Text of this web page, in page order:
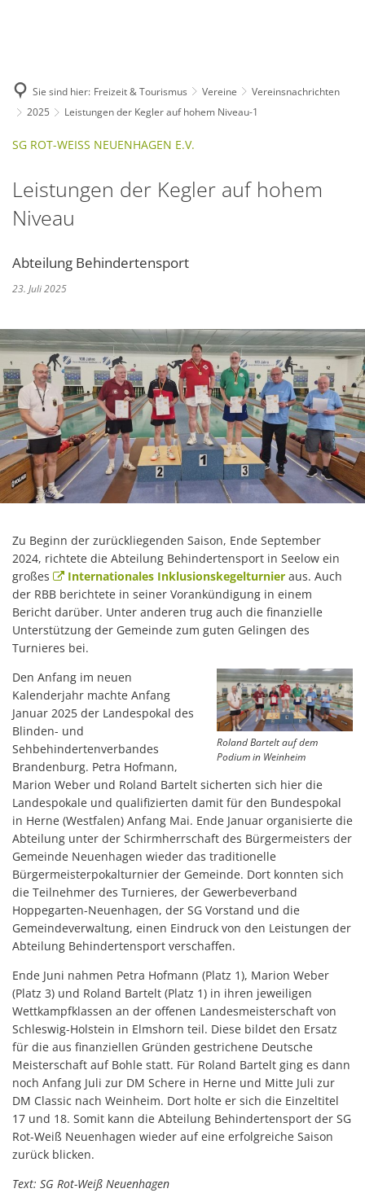
Sie sind hier: Freizeit & Tourismus Vereine
Vereinsnachrichten
2025
Leistungen der Kegler auf hohem Niveau-1
SG ROT-WEISS NEUENHAGEN E.V.
Leistungen der Kegler auf hohem
Niveau
Abteilung Behindertensport
23. Juli 2025
Zu Beginn der zurückliegenden Saison, Ende September
2024, richtete die Abteilung Behindertensport in Seelow ein
großes
Internationales Inklusionskegelturnieraus. Auch
der RBB berichtete in seiner Vorankündigung in einem
Bericht darüber. Unter anderen trug auch die finanzielle
Unterstützung der Gemeinde zum guten Gelingen des
Turnieres bei.
Roland Bartelt auf dem
Podium in Weinheim
Den Anfang im neuen
Kalenderjahr machte Anfang
Januar 2025 der Landespokal des
Blinden- und
Sehbehindertenverbandes
Brandenburg. Petra Hofmann,
Marion Weber und Roland Bartelt sicherten sich hier die
Landespokale und qualifizierten damit für den Bundespokal
in Herne (Westfalen) Anfang Mai. Ende Januar organisierte die
Abteilung unter der Schirmherrschaft des Bürgermeisters der
Gemeinde Neuenhagen wieder das traditionelle
Bürgermeisterpokalturnier der Gemeinde. Dort konnten sich
die Teilnehmer des Turnieres, der Gewerbeverband
Hoppegarten-Neuenhagen, der SG Vorstand und die
Gemeindeverwaltung, einen Eindruck von den Leistungen der
Abteilung Behindertensport verschaffen.
Ende Juni nahmen Petra Hofmann (Platz 1), Marion Weber
(Platz 3) und Roland Bartelt (Platz 1) in ihren jeweiligen
Wettkampfklassen an der offenen Landesmeisterschaft von
Schleswig-Holstein in Elmshorn teil. Diese bildet den Ersatz
für die aus finanziellen Gründen gestrichene Deutsche
Meisterschaft auf Bohle statt. Für Roland Bartelt ging es dann
noch Anfang Juli zur DM Schere in Herne und Mitte Juli zur
DM Classic nach Weinheim. Dort holte er sich die Einzeltitel
17 und 18. Somit kann die Abteilung Behindertensport der SG
Rot-Weiß Neuenhagen wieder auf eine erfolgreiche Saison
zurück blicken.
Text: SG Rot-Weiß Neuenhagen